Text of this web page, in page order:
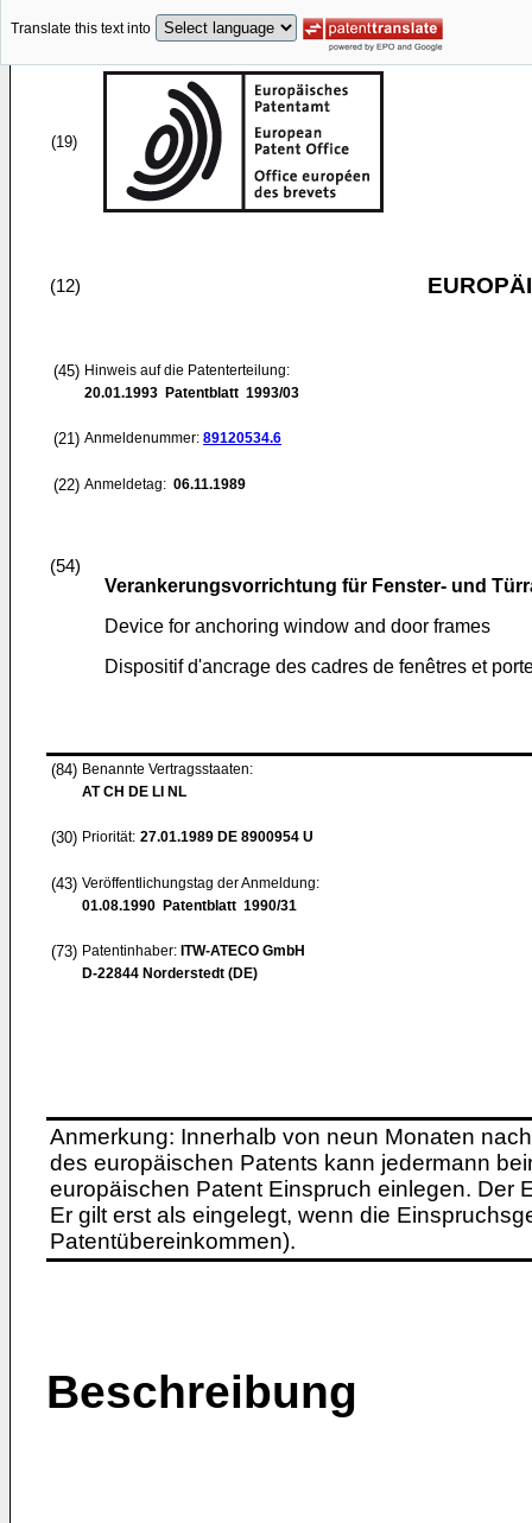
Translate this text into
(19)
(12)
(45) Hinweis auf die Patenterteilung:
20.01.1993 Patentblatt 1993/03
(21) Anmeldenummer: 89120534.6
(22) Anmeldetag: 06.11.1989
(54)
Verankerungsvorrichtung für Fenster- und
Device for anchoring window and door frames
Dispositif d'ancrage des cadres de fenêtres et
(84) Benannte Vertragsstaaten:
AT CH DE LI NL
(30) Priorität: 27.01.1989 DE 8900954 U
(43) Veröffentlichungstag der Anmeldung:
01.08.1990 Patentblatt 1990/31
(73) Patentinhaber: ITW-ATECO GmbH
D-22844 Norderstedt (DE)
Anmerkung: Innerhalb von neun Monaten
des europäischen Patents kann jedermann
europäischen Patent Einspruch einlegen. Der
Er gilt erst als eingelegt, wenn die
Patentübereinkommen).
Beschreibung